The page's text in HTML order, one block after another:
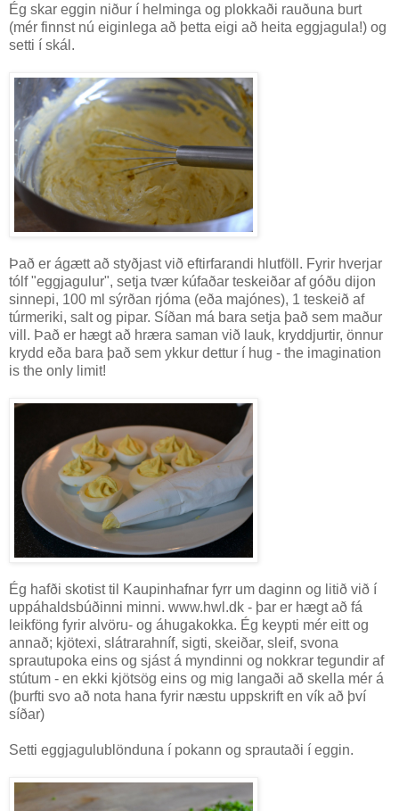
Ég skar eggin niður í helminga og plokkaði rauðuna burt
(mér finnst nú eiginlega að þetta eigi að heita eggjagula!) og
setti í skál.
Það er ágætt að styðjast við eftirfarandi hlutföll. Fyrir hverjar
tólf "eggjagulur", setja tvær kúfaðar teskeiðar af góðu dijon
sinnepi, 100 ml sýrðan rjóma (eða majónes), 1 teskeið af
túrmeriki, salt og pipar. Síðan má bara setja það sem maður
vill. Það er hægt að hræra saman við lauk, kryddjurtir, önnur
krydd eða bara það sem ykkur dettur í hug - the imagination
is the only limit!
Ég hafði skotist til Kaupinhafnar fyrr um daginn og litið við í
uppáhaldsbúðinni minni. www.hwl.dk - þar er hægt að fá
leikföng fyrir alvöru- og áhugakokka. Ég keypti mér eitt og
annað; kjötexi, slátrarahníf, sigti, skeiðar, sleif, svona
sprautupoka eins og sjást á myndinni og nokkrar tegundir af
stútum - en ekki kjötsög eins og mig langaði að skella mér á
(þurfti svo að nota hana fyrir næstu uppskrift en vík að því
síðar)
Setti eggjagulublönduna í pokann og sprautaði í eggin.